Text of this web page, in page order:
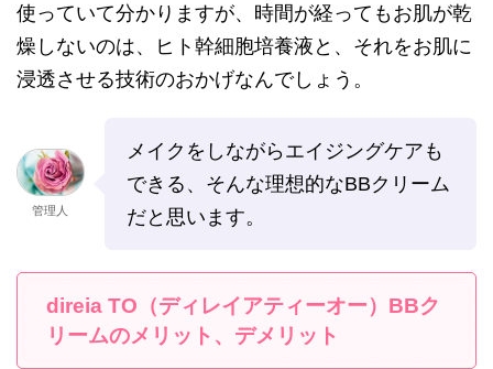
使っていて分かりますが、時間が経ってもお肌が乾
燥しないのは、ヒト幹細胞培養液と、それをお肌に
浸透させる技術のおかげなんでしょう。
管理人
メイクをしながらエイジングケアも
できる、そんな理想的なBBクリーム
だと思います。
direia TO（ディレイアティーオー）BBク
リームのメリット、デメリット